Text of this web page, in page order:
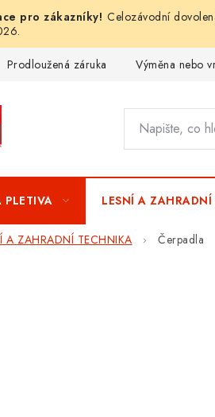
Celozávodní
Prodloužená záruka Výměna nebo
PLETIVA LESNÍ A
A ZAHRADNÍ TECHNIKA Čerpadla